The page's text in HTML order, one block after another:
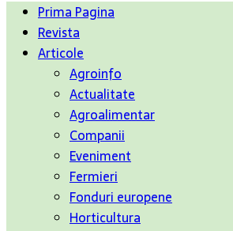
Prima Pagina
Revista
Articole
Agroinfo
Actualitate
Agroalimentar
Companii
Eveniment
Fermieri
Fonduri europene
Horticultura